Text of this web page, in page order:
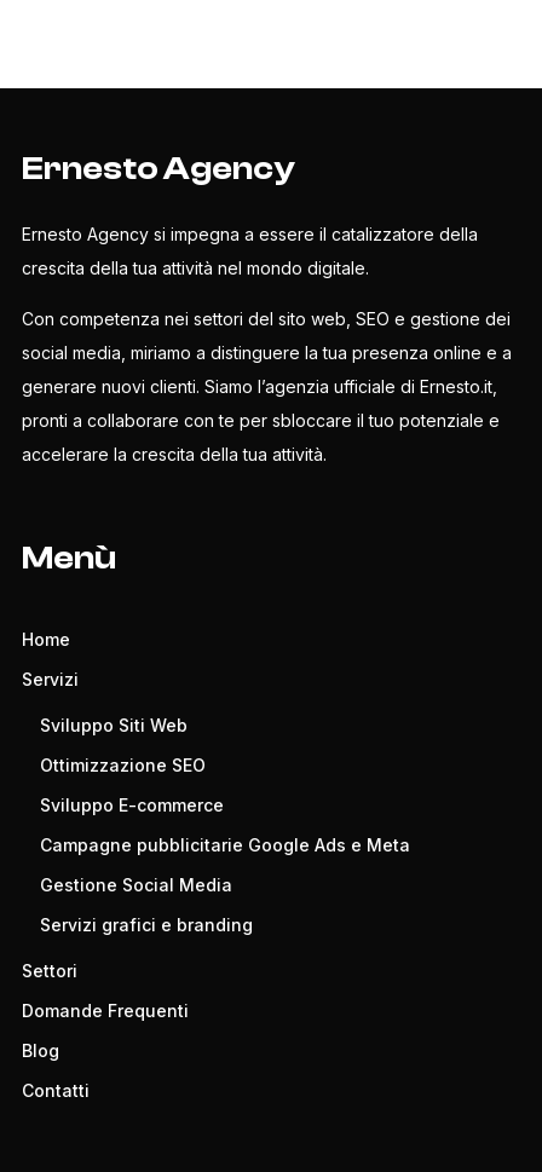
Ernesto Agency
Ernesto Agency si impegna a essere il catalizzatore della
crescita della tua attività nel mondo digitale.
Con competenza nei settori del sito web, SEO e gestione dei
social media, miriamo a distinguere la tua presenza online e a
generare nuovi clienti. Siamo l’agenzia ufficiale di Ernesto.it,
pronti a collaborare con te per sbloccare il tuo potenziale e
accelerare la crescita della tua attività.
Menù
Home
Servizi
Sviluppo Siti Web
Ottimizzazione SEO
Sviluppo E-commerce
Campagne pubblicitarie Google Ads e Meta
Gestione Social Media
Servizi grafici e branding
Settori
Domande Frequenti
Blog
Contatti